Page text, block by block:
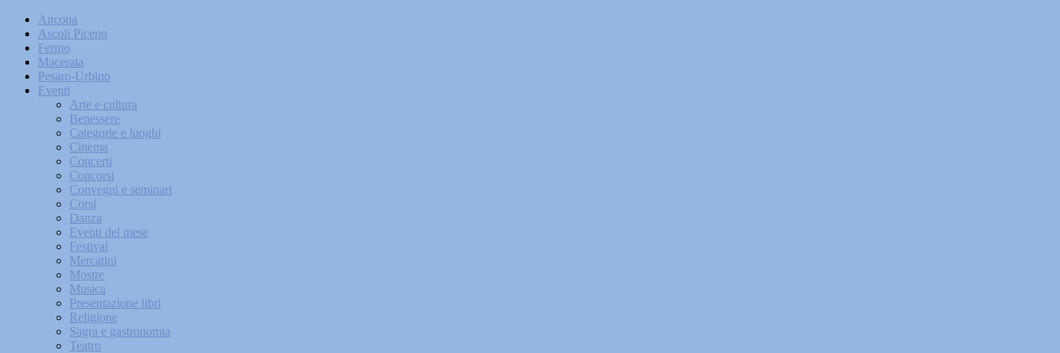
Ancona
Ascoli Piceno
Fermo
Macerata
Pesaro-Urbino
Eventi
Arte e cultura
Benessere
Categorie e luoghi
Cinema
Concerti
Concorsi
Convegni e seminari
Corsi
Danza
Eventi del mese
Festival
Mercatini
Mostre
Musica
Presentazione libri
Religione
Sagra e gastronomia
Teatro